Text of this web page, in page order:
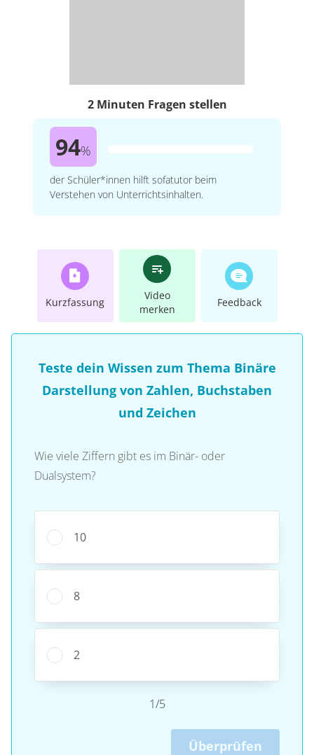
2 Minuten Fragen stellen
94%
der Schüler*innen hilft sofatutor beim
Verstehen von Unterrichtsinhalten.
Kurzfassung
Video
merken
Feedback
Teste dein Wissen zum Thema Binäre
Darstellung von Zahlen, Buchstaben
und Zeichen
Wie viele Ziffern gibt es im Binär- oder
Dualsystem?
10
8
2
1/5
Überprüfen